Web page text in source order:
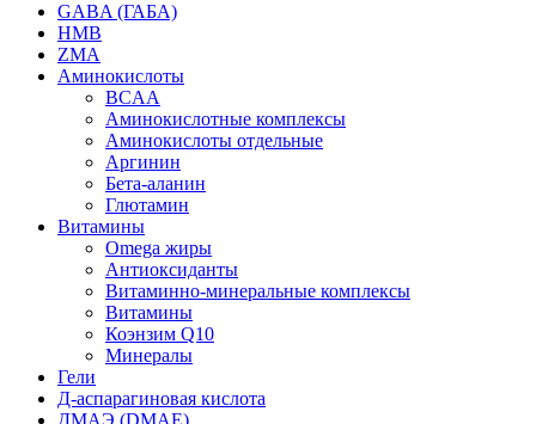
GABA (ГАБА)
HMB
ZMA
Аминокислоты
BCAA
Аминокислотные комплексы
Аминокислоты отдельные
Аргинин
Бета-аланин
Глютамин
Витамины
Omega жиры
Антиоксиданты
Витаминно-минеральные комплексы
Витамины
Коэнзим Q10
Минералы
Гели
Д-аспарагиновая кислота
ДМАЭ (DMAE)